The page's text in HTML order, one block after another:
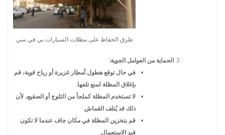
طرق الحفاظ على مظلات السيارات بي في سي
الحماية من العوامل الجوية:
في حال توقع هطول أمطار غزيرة أو رياح قوية، قم
بإغلاق المظلة لمنع تلفها.
لا تستخدم المظلة كملجأ من الثلوج أو الصقيع، لأن
ذلك قد يُتلف القماش.
قم بتخزين المظلة في مكان جاف عندما لا تكون
قيد الاستعمال.